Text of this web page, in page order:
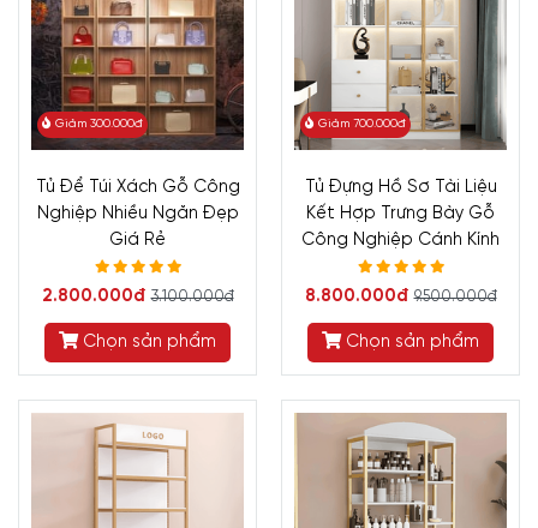
Giảm 300.000đ
Tủ Để Túi Xách Gỗ Công
Nghiệp Nhiều Ngăn Đẹp
Giá Rẻ
2.800.000đ 3.100.000đ
Chọn sản phẩm
Giảm 700.000đ
Tủ Đựng Hồ Sơ Tài Liệu
Kết Hợp Trưng Bày Gỗ
Công Nghiệp Cánh Kính
8.800.000đ 9.500.000đ
Chọn sản phẩm